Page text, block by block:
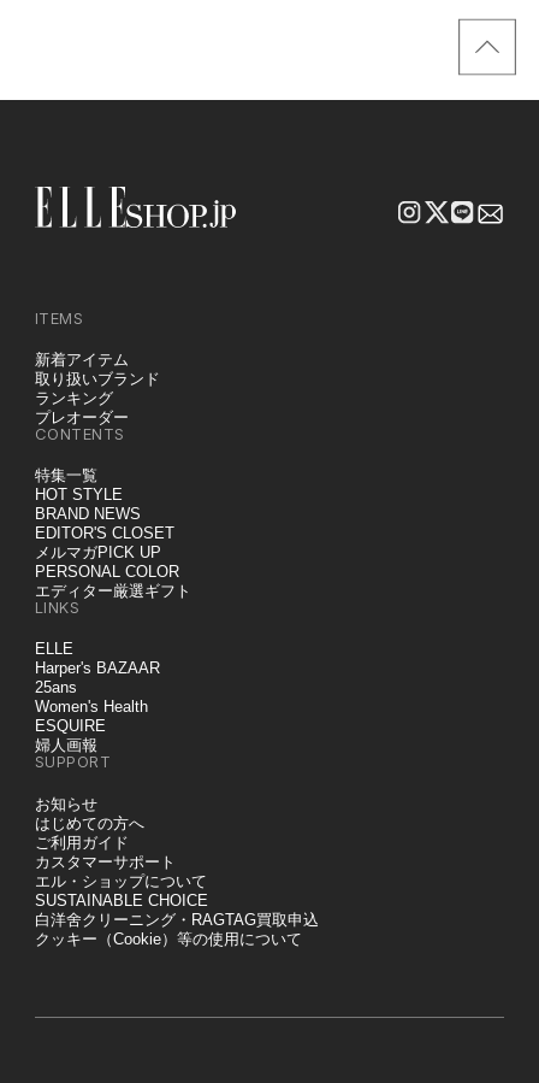
ITEMS
新着アイテム
取り扱いブランド
ランキング
プレオーダー
CONTENTS
特集一覧
HOT STYLE
BRAND NEWS
EDITOR'S CLOSET
メルマガPICK UP
PERSONAL COLOR
エディター厳選ギフト
LINKS
ELLE
Harper's BAZAAR
25ans
Women's Health
ESQUIRE
婦人画報
SUPPORT
お知らせ
はじめての方へ
ご利用ガイド
カスタマーサポート
エル・ショップについて
SUSTAINABLE CHOICE
白洋舍クリーニング・RAGTAG買取申込
クッキー（Cookie）等の使用について